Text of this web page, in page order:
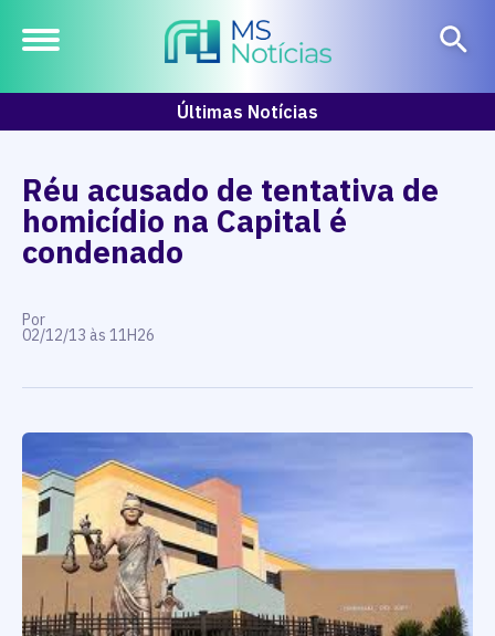
Últimas Notícias
Réu acusado de tentativa de
homicídio na Capital é
condenado
Por
02/12/13 às 11H26